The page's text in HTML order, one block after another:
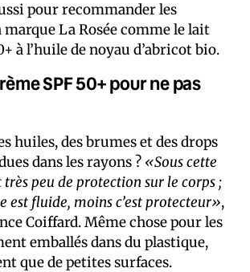
pour recommander les
La Rosée comme le lait
à l’huile de noyau d’abricot bio.
SPF 50+ pour ne pas
huiles, des brumes et des drops
dans les rayons ? «Sous cette
peu de protection sur le corps ;
est fluide, moins c’est protecteur»,
Coiffard. Même chose pour les
emballés dans du plastique,
que de petites surfaces.